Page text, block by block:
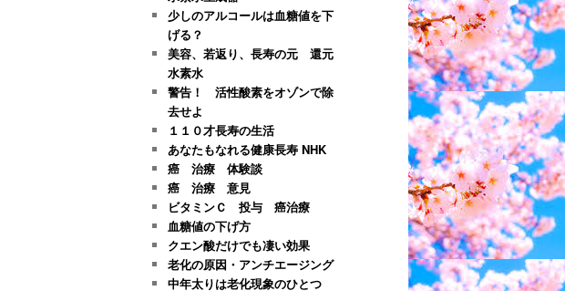
少しのアルコールは血糖値を下
げる？
美容、若返り、長寿の元 還元
水素水
警告！ 活性酸素をオゾンで除
去せよ
１１０才長寿の生活
あなたもなれる健康長寿 NHK
癌 治療 体験談
癌 治療 意見
ビタミンＣ 投与 癌治療
血糖値の下げ方
クエン酸だけでも凄い効果
老化の原因・アンチエージング
中年太りは老化現象のひとつ